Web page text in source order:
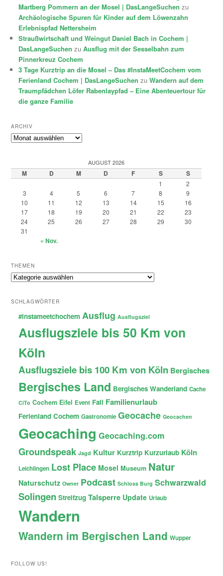
Martberg Pommern an der Mosel | DasLangeSuchen zu
Archäologische Spuren für Kinder auf dem Löwenzahn
Erlebnispfad Nettersheim
Straußwirtschaft und Weingut Daniel Bach in Cochem |
DasLangeSuchen zuAusflug mit der Sesselbahn zum
Pinnerkreuz Cochem
3 Tage Kurztrip an die Mosel – Das #InstaMeetCochem vom
Ferienland Cochem | DasLangeSuchen zuWandern auf dem
Traumpfädchen Löfer Rabenlaypfad – Eine Abenteuertour für
die ganze Familie
ARCHIV
Archiv
AUGUST 2026
M D M D F S S
1
2
3
4 5 6 7 8
9
10
11 12 13 14 15
16
17
18 19 20 21 22
23
24
25 26 27 28 29
30
31
« Nov.
THEMEN
Themen
SCHLAGWÖRTER
#instameetchochem Ausflug Ausflugsziel
Ausflugsziele bis 50 Km von
Köln
Ausflugsziele bis 100 Km von Köln Bergisches
Bergisches Land Bergisches Wanderland Cache
CiTo Cochem Eifel Event Fail Familienurlaub
Ferienland Cochem Gastronomie Geocache Geocachen
Geocaching Geocaching.com
Groundspeak Jagd Kultur Kurztrip Kurzurlaub Köln
Leichlingen Lost Place Mosel Museum Natur
Naturschutz Owner Podcast Schloss Burg Schwarzwald
Solingen Streifzug Talsperre Update Urlaub
Wandern
Wandern im Bergischen Land Wupper
FOLLOW US!